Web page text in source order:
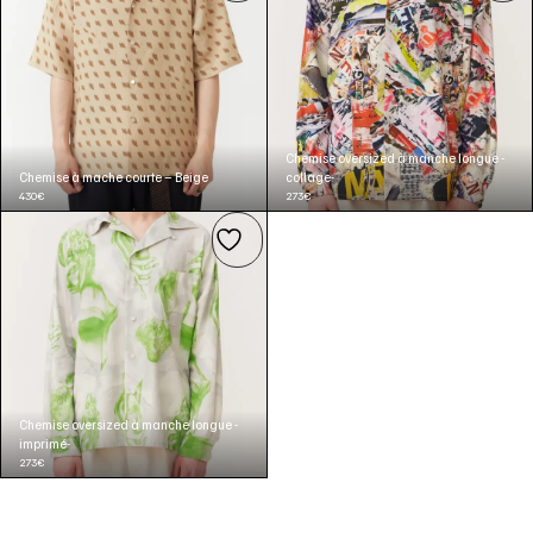
Chemise à mache courte – Beige
430€
Chemise oversized à manche longue -
collage-
273€
Chemise oversized à manche longue -
imprimé-
273€